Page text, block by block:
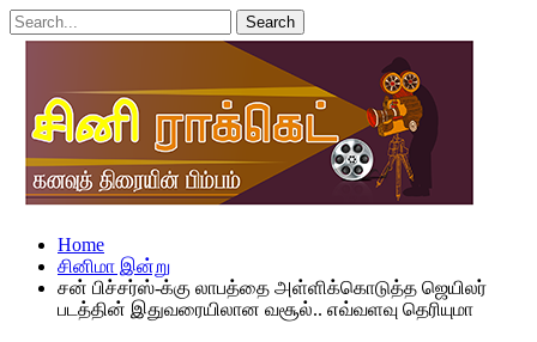
Home
சினிமா இன்று
சன் பிச்சர்ஸ்-க்கு லாபத்தை அள்ளிக்கொடுத்த ஜெயிலர்
படத்தின் இதுவரையிலான வசூல்.. எவ்வளவு தெரியுமா